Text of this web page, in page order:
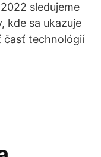
sledujeme
kde sa ukazuje
časť technológií